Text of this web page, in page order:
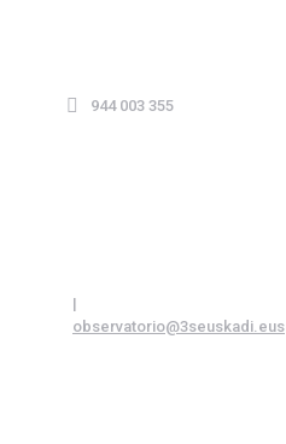
944 003 355
|
observatorio@3seuskadi.eus